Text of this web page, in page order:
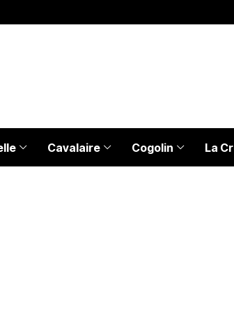
Cavalaire Cogolin La